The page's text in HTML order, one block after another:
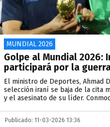
MUNDIAL 2026
Golpe al Mundial 2026:
participará por la guerra
El ministro de Deportes, Ahmad
selección iraní se baja de la cita
y el asesinato de su líder.
Publicado: 11-03-2026 13:36